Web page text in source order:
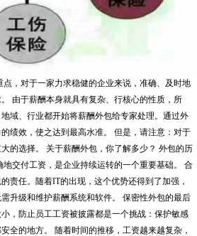
，对于一家力求稳健的企业来说，准确、及时地
由于薪酬本身就具有复杂、行核心的性质，所
域、行业都开始将薪酬外包给专家处理。通过外
绩效，使之达到最高水准。 但是，请注意：对于
的选择。 关于薪酬外包，你了解多少？ 外包的历
交付工资，是企业持续运转的一个重要基础。 合
责任。随着IT的出现，这个优势还得到了加强，
升级和维护薪酬系统和软件。 保密性外包的最后
，防止员工工资被披露都是一个挑战：保护敏感
全的地方。 随着时间的推移，工资越来越复杂，